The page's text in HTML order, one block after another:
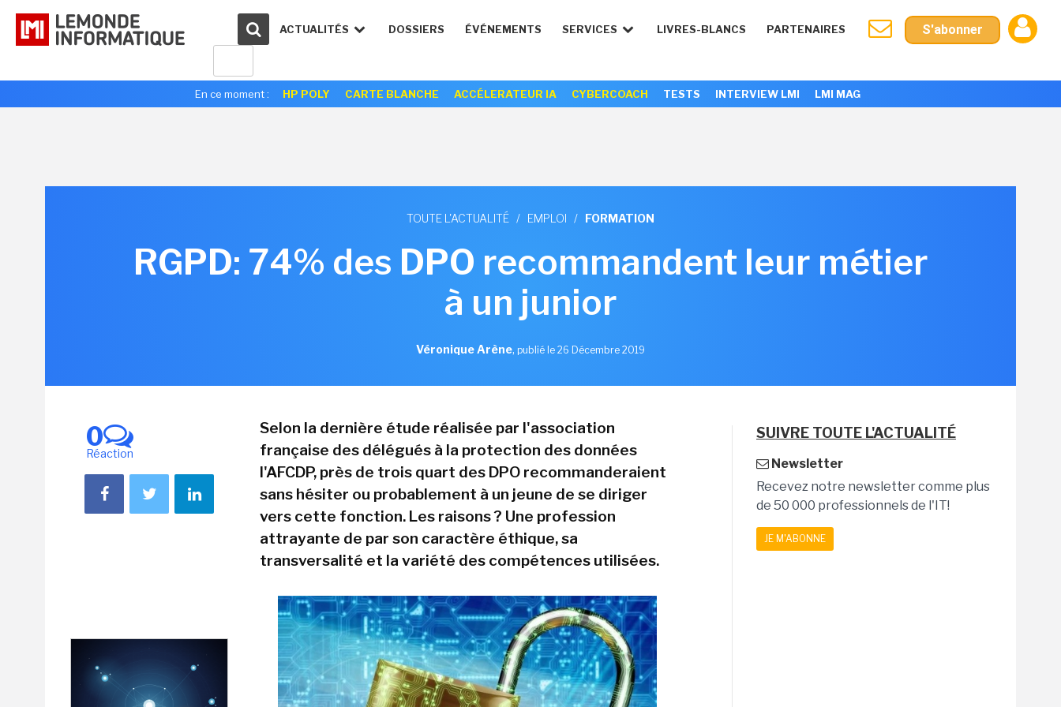
ACTUALITÉS DOSSIERS ÉVÉNEMENTS SERVICES LIVRES-BLANCS PARTENAIRES S'abonner
En ce moment : HP POLY CARTE BLANCHE ACCÉLERATEUR IA CYBERCOACH TESTS INTERVIEW LMI LMI MAG
TOUTE L'ACTUALITÉ / EMPLOI / FORMATION
RGPD: 74% des DPO recommandent leur métier
à un junior
Véronique Arène, publié le 26 Décembre 2019
0
Réaction
Selon la dernière étude réalisée par l'association
française des délégués à la protection des données
l'AFCDP, près de trois quart des DPO recommanderaient
sans hésiter ou probablement à un jeune de se diriger
vers cette fonction. Les raisons ? Une profession
attrayante de par son caractère éthique, sa
transversalité et la variété des compétences utilisées.
SUIVRE TOUTE L'ACTUALITÉ
Newsletter
Recevez notre newsletter comme plus
de 50 000 professionnels de l'IT!
JE M'ABONNE